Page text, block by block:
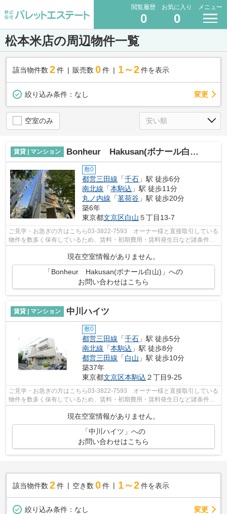
閲覧履歴
0
お気に入り
0
メニュー
松本米店の周辺物件一覧
該当物件数 2件 販売数 0 件 1～2 件を表示
絞り込み条件： なし 変更
空室のみ
賃貸 | マンション Bonheur Hakusan(ボナール白山)
敷0
都営三田線 「千石 」駅 徒歩6分
南北線 「本駒込 」駅 徒歩11分
丸ノ内線 「茗荷谷 」駅 徒歩20分
築6年
東京都文京区白山 ５丁目13-7
ご見学・お急ぎの方はこちら03-3822-7593 オーナー様と直接取引している
物件を数多く保有しているため、賃料・初期費用・賃料発生日など諸条件を
現在空室情報がありません。
「Bonheur Hakusan(ボナール白山)」への
お問い合わせはこちら
賃貸 | マンション 中川ハイツ
敷0
都営三田線 「千石 」駅 徒歩5分
南北線 「本駒込 」駅 徒歩8分
都営三田線 「白山 」駅 徒歩10分
築37年
東京都文京区本駒込 ２丁目9-25
ご見学・お急ぎの方はこちら03-3822-7593 オーナー様と直接取引している
物件を数多く保有しているため、賃料・初期費用・賃料発生日など諸条件を
現在空室情報がありません。
「中川ハイツ」への
お問い合わせはこちら
該当物件数 2件 空き数 0 件 1～2 件を表示
絞り込み条件： なし 変更